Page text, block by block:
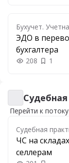
Бухучет.
ЭДО в
бухгалтера
208 1
Судебная
Перейти к потоку
Судебная
ЧС на
селлерам